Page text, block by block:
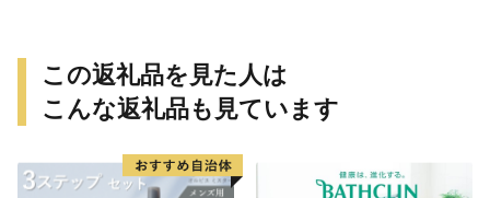
この返礼品を見た人は
こんな返礼品も見ています